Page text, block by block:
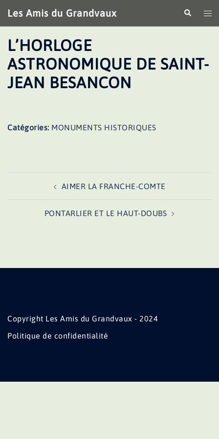
au
contenu
Les Amis du Grandvaux
le
L’HORLOGE
ASTRONOMIQUE DE SAINT-
JEAN BESANCON
Catégories: MONUMENTS HISTORIQUES
AIMER LA FRANCHE-COMTE
PONTARLIER ET LE HAUT-DOUBS
Copyright Les Amis du Grandvaux - 2024
Politique de confidentialité